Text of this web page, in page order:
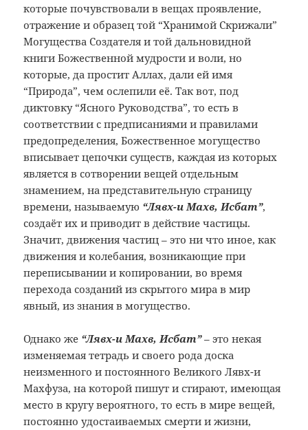
которые почувствовали ввещах проявление,
отражение и образецтой “Хранимой Скрижали”
МогуществаСоздателя и той дальновидной
книгиБожественной мудрости и воли, но
которые,да простит Аллах, дали ей имя
“Природа”,чем ослепили её. Так вот, под
диктовку “Ясного Руководства”, то есть в
соответствии с предписаниями и правилами
предопределения, Божественное могущество
вписывает цепочки существ, каждая изкоторых
является в сотворении вещейотдельным
знамением, на представительнуюстраницу
времени, называемую “Лявх-иМахв, Исбат”,
создаёт их и приводитв действие частицы.
Значит, движениячастиц – это ни что иное, как
движенияи колебания, возникающие при
переписываниии копировании, во время
перехода созданийиз скрытого мира в мир
явный, из знанияв могущество.
Однакоже “Лявх-и Махв, Исбат”– этонекая
изменяемая тетрадь и своего родадоска
неизменного и постоянного ВеликогоЛявх-и
Махфуза, на которой пишут истирают, имеющая
место в кругу вероятного,то есть в мире вещей,
постоянноудостаиваемых смерти и жизни,